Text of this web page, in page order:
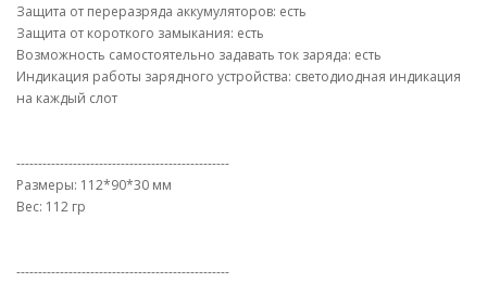
Защита от переразряда аккумуляторов: есть
Защита от короткого замыкания: есть
Возможность самостоятельно задавать ток заряда: есть
Индикация работы зарядного устройства: светодиодная индикация
на каждый слот
-------------------------------------------------
Размеры: 112*90*30 мм
Вес: 112 гр
-------------------------------------------------